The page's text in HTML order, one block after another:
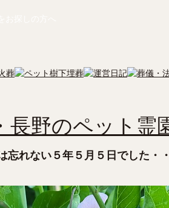
長野のペット霊
忘れない５年５月５日でした・